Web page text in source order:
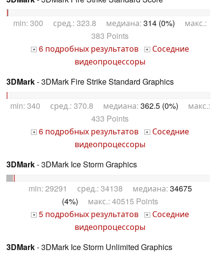
min: 300 сред.: 323.8 медиана: 314 (0%) макс.:
383 Points
+ 6 подробных результатов + Соседние
видеопроцессоры
3DMark- 3DMark Fire Strike Standard Graphics
min: 340 сред.: 370.8 медиана: 362.5 (0%) макс.:
433 Points
+ 6 подробных результатов + Соседние
видеопроцессоры
3DMark- 3DMark Ice Storm Graphics
min: 29291 сред.: 34138 медиана: 34675
(4%) макс.: 40515 Points
+ 5 подробных результатов + Соседние
видеопроцессоры
3DMark- 3DMark Ice Storm Unlimited Graphics